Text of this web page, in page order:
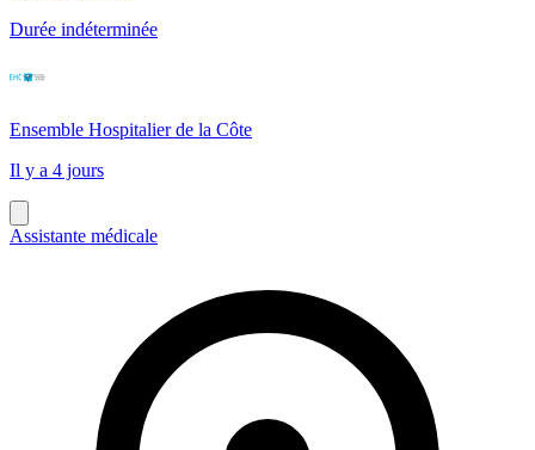
Durée indéterminée
Ensemble Hospitalier de la Côte
Il y a 4 jours
Assistante médicale